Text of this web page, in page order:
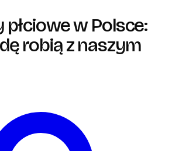
w Polsce:
robią z naszym